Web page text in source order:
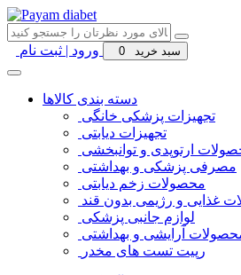
ورود | ثبت نام سبد خرید 0
دسته بندی کالاها
تجهیزات پزشکی خانگی
تجهیزات دیابتی
ارتوپدی و توانبخشی
مصرفی پزشکی و بهداشتی
محصولات زخم دیابتی
غذایی و رژیمی بدون قند
لوازم جانبی پزشکی
آرایشی و بهداشتی
رپیت تست های مخدر